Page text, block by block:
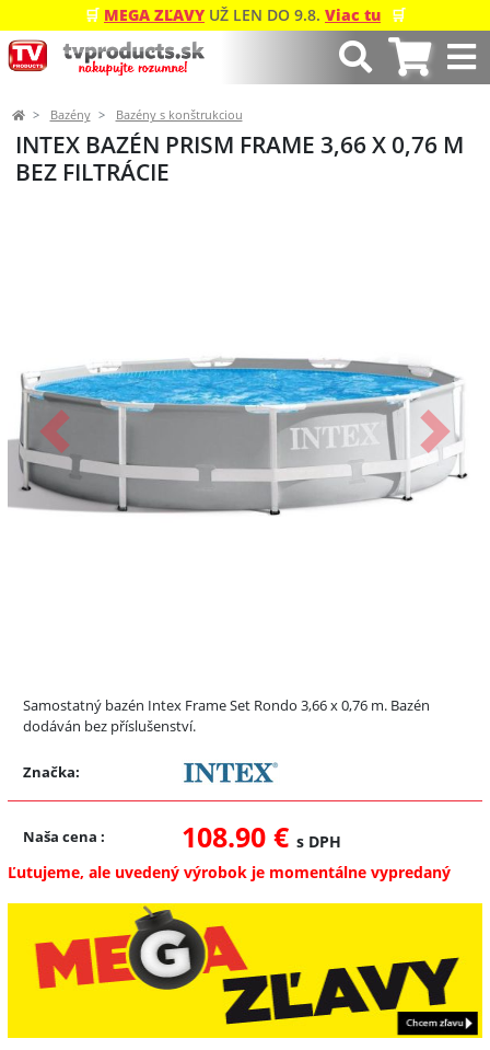
🛒 MEGA ZĽAVY UŽ LEN DO 9.8. Viac tu 🛒
Bazény Bazény s konštrukciou
INTEX BAZÉN PRISM FRAME 3,66 X 0,76 M
BEZ FILTRÁCIE
Predchádzajúci Ďalší
Samostatný bazén Intex Frame Set Rondo 3,66 x 0,76 m. Bazén
dodáván bez příslušenství.
Značka:
Naša cena : 108.90 € s DPH
Ľutujeme, ale uvedený výrobok je momentálne vypredaný